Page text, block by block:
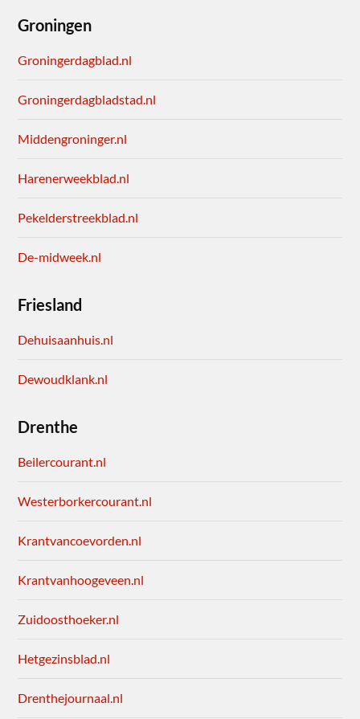
Groningen
Groningerdagblad.nl
Groningerdagbladstad.nl
Middengroninger.nl
Harenerweekblad.nl
Pekelderstreekblad.nl
De-midweek.nl
Friesland
Dehuisaanhuis.nl
Dewoudklank.nl
Drenthe
Beilercourant.nl
Westerborkercourant.nl
Krantvancoevorden.nl
Krantvanhoogeveen.nl
Zuidoosthoeker.nl
Hetgezinsblad.nl
Drenthejournaal.nl